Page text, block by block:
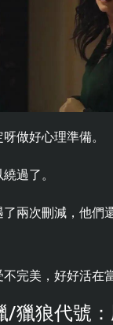
做好心理準備。
過了。
兩次刪減，他們
完美，好好活在
/獵狼代號